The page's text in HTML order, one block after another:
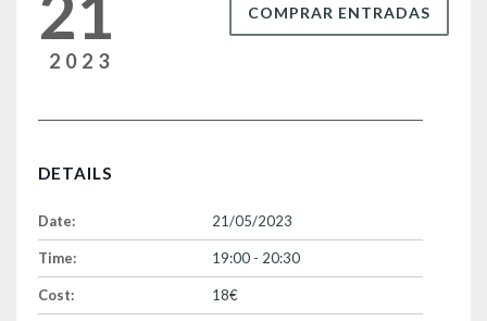
2023
COMPRAR ENTRADAS
DETAILS
Date: 21/05/2023
Time: 19:00 - 20:30
Cost: 18€